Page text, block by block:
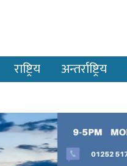
राष्ट्रिय अन्तर्राष्ट्रिय